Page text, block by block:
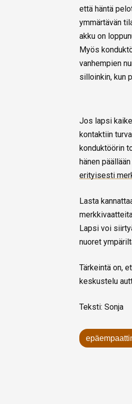
että häntä
ymmärtävän
akku on
Myös
vanhempien
silloinkin, kun
Jos lapsi
kontaktiin
konduktöörin
hänen
erityisesti
Lasta
Lapsi voi
nuoret
Tärkeintä on,
keskustelu
Teksti: Sonja